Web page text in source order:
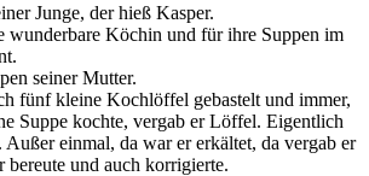
Junge, der hieß Kasper.
wunderbare Köchin und für ihre Suppen im
seiner Mutter.
fünf kleine Kochlöffel gebastelt und immer,
Suppe kochte, vergab er Löffel. Eigentlich
einmal, da war er erkältet, da vergab er
bereute und auch korrigierte.